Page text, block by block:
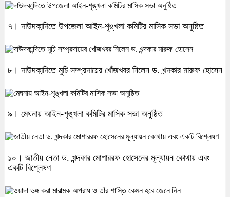
৭। দাউদকান্দিতে উপজেলা আইন-শৃঙ্খলা কমিটির মাসিক সভা অনুষ্ঠিত
৮। দাউদকান্দিতে মুচি সম্প্রদায়ের খোঁজখবর নিলেন ড. খন্দকার মারুফ হোসেন
৯। মেঘনায় আইন-শৃঙ্খলা কমিটির মাসিক সভা অনুষ্ঠিত
১০। জাতীয় নেতা ড. খন্দকার মোশাররফ হোসেনের মূল্যায়ন কোথায় এবং
একটি বিশ্লেষণ